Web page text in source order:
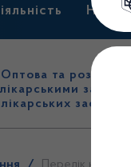
Оптова та
лікарськими
лікарських засобів